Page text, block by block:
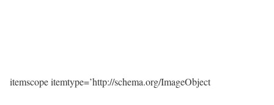
itemscope itemtype=’http://schema.org/ImageObject